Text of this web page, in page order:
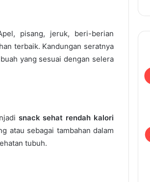
pisang, jeruk, beri-berian
terbaik. Kandungan seratnya
yang sesuai dengan selera
snack sehat rendah kalori
atau sebagai tambahan dalam
tubuh.